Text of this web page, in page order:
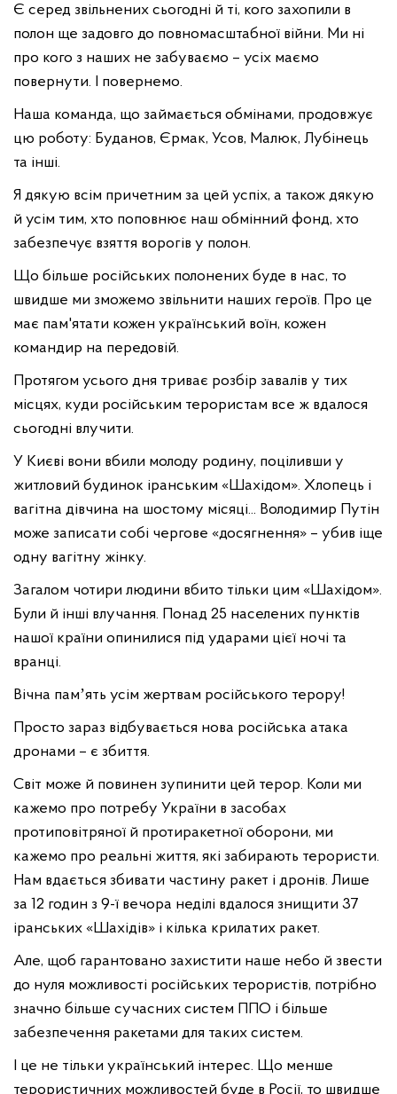
Є серед звільнених сьогодні й ті, кого захопили в
полон ще задовго до повномасштабної війни. Ми ні
про кого з наших не забуваємо – усіх маємо
повернути. І повернемо.
Наша команда, що займається обмінами, продовжує
цю роботу: Буданов, Єрмак, Усов, Малюк, Лубінець
та інші.
Я дякую всім причетним за цей успіх, а також дякую
й усім тим, хто поповнює наш обмінний фонд, хто
забезпечує взяття ворогів у полон.
Що більше російських полонених буде в нас, то
швидше ми зможемо звільнити наших героїв. Про це
має пам'ятати кожен український воїн, кожен
командир на передовій.
Протягом усього дня триває розбір завалів у тих
місцях, куди російським терористам все ж вдалося
сьогодні влучити.
У Києві вони вбили молоду родину, поціливши у
житловий будинок іранським «Шахідом». Хлопець і
вагітна дівчина на шостому місяці... Володимир Путін
може записати собі чергове «досягнення» – убив іще
одну вагітну жінку.
Загалом чотири людини вбито тільки цим «Шахідом».
Були й інші влучання. Понад 25 населених пунктів
нашої країни опинилися під ударами цієї ночі та
вранці.
Вічна памʼять усім жертвам російського терору!
Просто зараз відбувається нова російська атака
дронами – є збиття.
Світ може й повинен зупинити цей терор. Коли ми
кажемо про потребу України в засобах
протиповітряної й протиракетної оборони, ми
кажемо про реальні життя, які забирають терористи.
Нам вдається збивати частину ракет і дронів. Лише
за 12 годин з 9-ї вечора неділі вдалося знищити 37
іранських «Шахідів» і кілька крилатих ракет.
Але, щоб гарантовано захистити наше небо й звести
до нуля можливості російських терористів, потрібно
значно більше сучасних систем ППО і більше
забезпечення ракетами для таких систем.
І це не тільки український інтерес. Що менше
терористичних можливостей буде в Росії, то швидше